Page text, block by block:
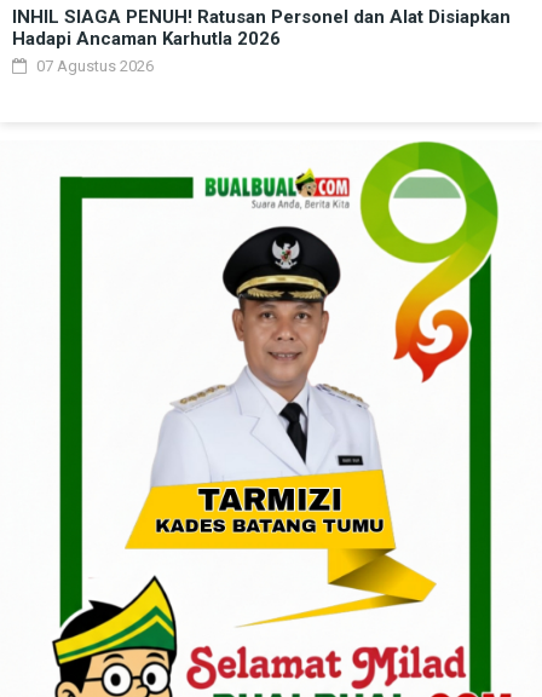
INHIL SIAGA PENUH! Ratusan Personel dan Alat Disiapkan
Hadapi Ancaman Karhutla 2026
07 Agustus 2026